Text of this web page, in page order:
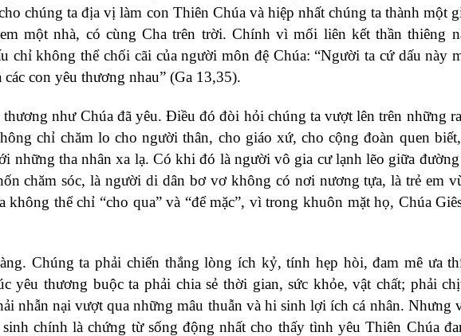
chúng ta địa vị làm con Thiên Chúa và hiệp nhất chúng ta thành một
một nhà, có cùng Cha trên trời. Chính vì mối liên kết thần thiêng
chỉ không thể chối cãi của người môn đệ Chúa: “Người ta cứ dấu này
con yêu thương nhau” (Ga 13,35).
như Chúa đã yêu. Điều đó đòi hỏi chúng ta vượt lên trên những
chỉ chăm lo cho người thân, cho giáo xứ, cho cộng đoàn quen
những tha nhân xa lạ. Có khi đó là người vô gia cư lạnh lẽo giữa
chăm sóc, là người di dân bơ vơ không có nơi nương tựa, là trẻ em
không thể chỉ “cho qua” và “để mặc”, vì trong khuôn mặt họ, Chúa
Chúng ta phải chiến thắng lòng ích kỷ, tính hẹp hòi, đam mê ưa
yêu thương buộc ta phải chia sẻ thời gian, sức khỏe, vật chất; phải
nhẫn nại vượt qua những mâu thuẫn và hi sinh lợi ích cá nhân. Nhưng
chính là chứng từ sống động nhất cho thấy tình yêu Thiên Chúa